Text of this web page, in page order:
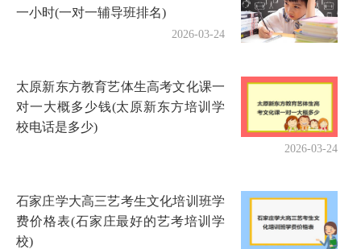
一小时(一对一辅导班排名)
2026-03-24
太原新东方教育艺体生高考文化课一
对一大概多少钱(太原新东方培训学
校电话是多少)
2026-03-24
石家庄学大高三艺考生文化培训班学
费价格表(石家庄最好的艺考培训学
校)